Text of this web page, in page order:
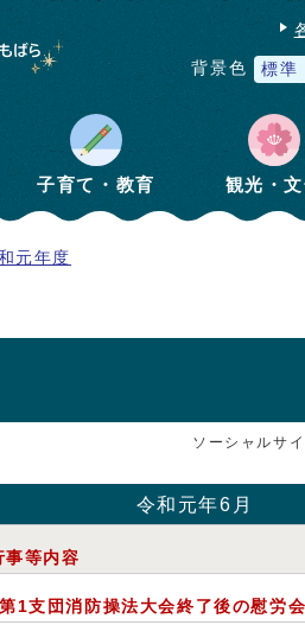
背景色 標準
子育て・教育 観光・
元年度
ソーシャルサ
令和元年6月
事等内容
1支団消防操法大会終了後の慰労会